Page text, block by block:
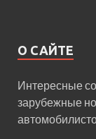
О САЙТЕ
Интересные
зарубежные